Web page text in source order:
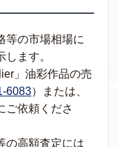
等の市場相場に
ます。
」油彩作品の売
6083）または、
ご依頼くださ
の高額査定には